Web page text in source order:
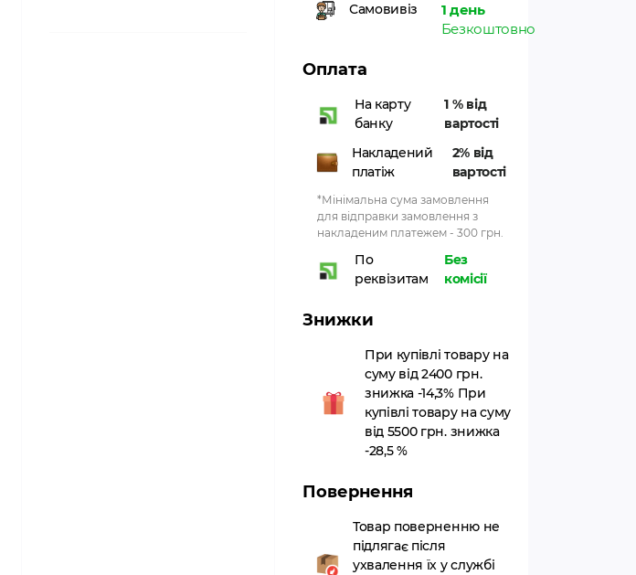
Самовивіз
1 день
Безкоштовно
Оплата
На карту
банку
1 % від
вартості
Накладений
платіж
2% від
вартості
*Мінімальна сума замовлення
для відправки замовлення з
накладеним платежем - 300 грн.
По
реквізитам
Без
комісії
Знижки
При купівлі товару на
суму від 2400 грн.
знижка -14,3% При
купівлі товару на суму
від 5500 грн. знижка
-28,5 %
Повернення
Товар поверненню не
підлягає після
ухвалення їх у службі